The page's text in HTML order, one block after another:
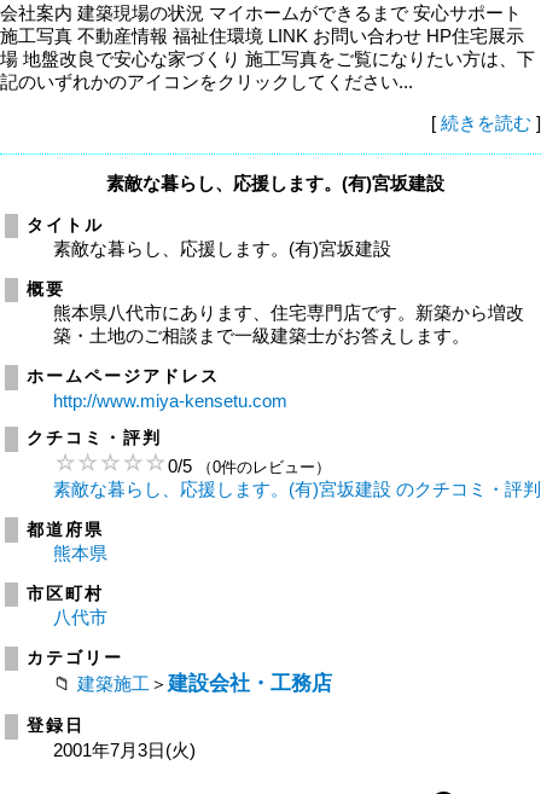
会社案内 建築現場の状況 マイホームができるまで 安心サポート
施工写真 不動産情報 福祉住環境 LINK お問い合わせ HP住宅展示
場 地盤改良で安心な家づくり 施工写真をご覧になりたい方は、下
記のいずれかのアイコンをクリックしてください...
[ 続きを読む ]
素敵な暮らし、応援します。(有)宮坂建設
タイトル
素敵な暮らし、応援します。(有)宮坂建設
概要
熊本県八代市にあります、住宅専門店です。新築から増改
築・土地のご相談まで一級建築士がお答えします。
ホームページアドレス
http://www.miya-kensetu.com
クチコミ・評判
0/5 （0件のレビュー）
素敵な暮らし、応援します。(有)宮坂建設 のクチコミ・評判
都道府県
熊本県
市区町村
八代市
カテゴリー
建築施工 ＞ 建設会社・工務店
登録日
2001年7月3日(火)